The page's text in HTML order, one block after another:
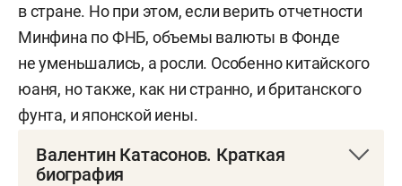
в стране. Но при этом, если верить отчетности
Минфина по ФНБ, объемы валюты в Фонде
не уменьшались, а росли. Особенно китайского
юаня, но также, как ни странно, и британского
фунта, и японской иены.
Валентин Катасонов. Краткая
биография